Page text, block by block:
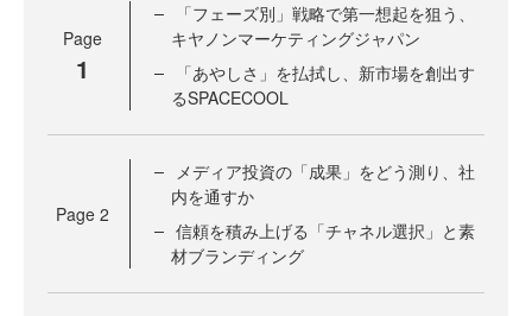
Page
1
「フェーズ別」戦略で第一想起を狙う、
キヤノンマーケティングジャパン
「あやしさ」を払拭し、新市場を創出す
るSPACECOOL
Page 2
メディア投資の「成果」をどう測り、社
内を通すか
信頼を積み上げる「チャネル選択」と素
材ブランディング